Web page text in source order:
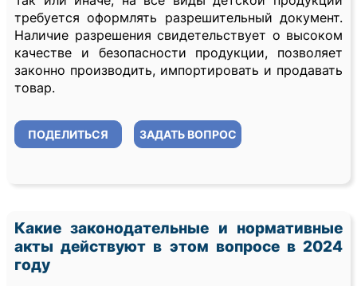
требуется оформлять разрешительный документ.
Наличие разрешения свидетельствует о высоком
качестве и безопасности продукции, позволяет
законно производить, импортировать и продавать
товар.
ПОДЕЛИТЬСЯ ЗАДАТЬ ВОПРОС
Какие законодательные и нормативные
акты действуют в этом вопросе в 2024
году